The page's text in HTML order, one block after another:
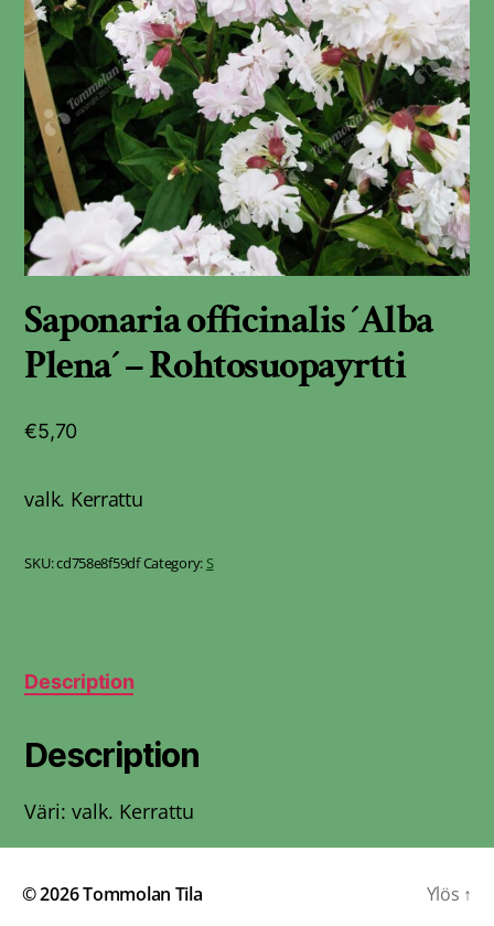
Saponaria officinalis ´Alba
Plena´ – Rohtosuopayrtti
€5,70
valk. Kerrattu
SKU:cd758e8f59dfCategory:S
Description
Description
Väri: valk. Kerrattu
© 2026Tommolan Tila Ylös ↑